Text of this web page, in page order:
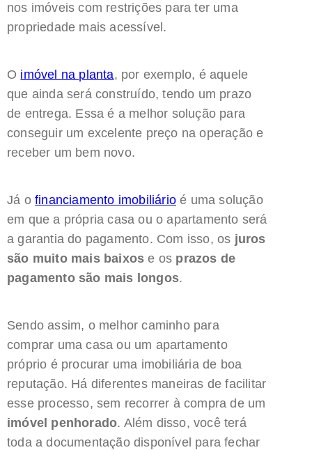
nos imóveis com restrições para ter uma
propriedade mais acessível.
O imóvel na planta, por exemplo, é aquele
que ainda será construído, tendo um prazo
de entrega. Essa é a melhor solução para
conseguir um excelente preço na operação e
receber um bem novo.
Já o financiamento imobiliário é uma solução
em que a própria casa ou o apartamento será
a garantia do pagamento. Com isso, os juros
são muito mais baixos e os prazos de
pagamento são mais longos.
Sendo assim, o melhor caminho para
comprar uma casa ou um apartamento
próprio é procurar uma imobiliária de boa
reputação. Há diferentes maneiras de facilitar
esse processo, sem recorrer à compra de um
imóvel penhorado. Além disso, você terá
toda a documentação disponível para fechar